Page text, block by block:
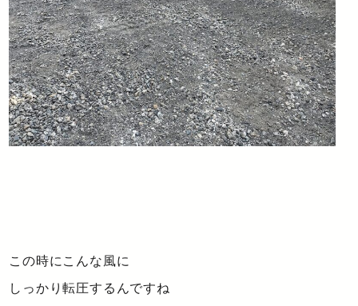
この時にこんな風に
しっかり転圧するんですね